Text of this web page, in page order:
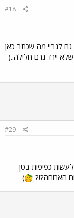
#18
גם לגביי מה שכתב כאן
#29
כפיפות בטן
הארוחה?!?
)